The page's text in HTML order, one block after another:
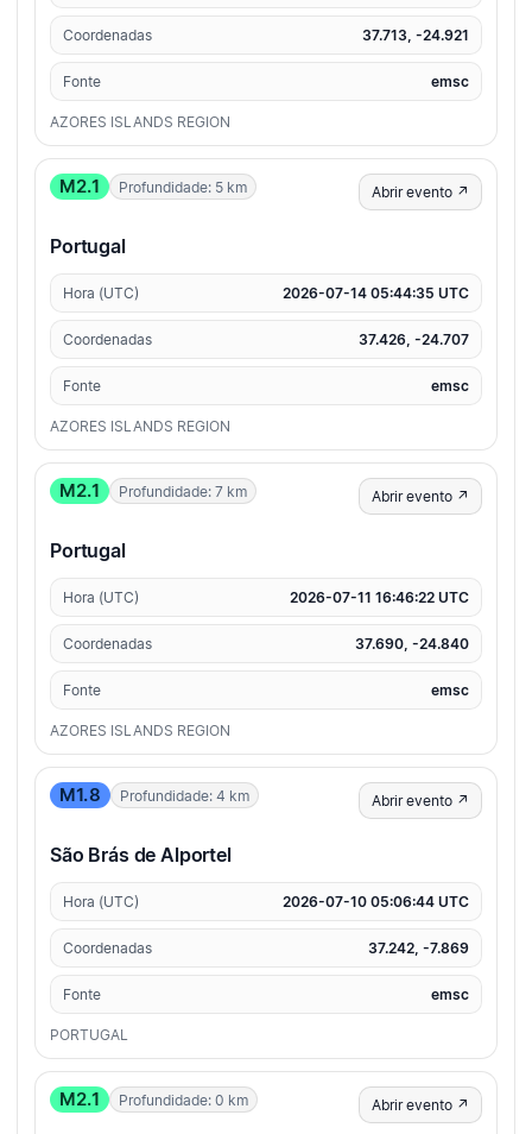
Coordenadas 37.713, -24.921
Fonte emsc
AZORES ISLANDS REGION
M2.1 Profundidade: 5 km Abrir evento ↗
Portugal
Hora (UTC) 2026-07-14 05:44:35 UTC
Coordenadas 37.426, -24.707
Fonte emsc
AZORES ISLANDS REGION
M2.1 Profundidade: 7 km Abrir evento ↗
Portugal
Hora (UTC) 2026-07-11 16:46:22 UTC
Coordenadas 37.690, -24.840
Fonte emsc
AZORES ISLANDS REGION
M1.8 Profundidade: 4 km Abrir evento ↗
São Brás de Alportel
Hora (UTC) 2026-07-10 05:06:44 UTC
Coordenadas 37.242, -7.869
Fonte emsc
PORTUGAL
M2.1 Profundidade: 0 km Abrir evento ↗